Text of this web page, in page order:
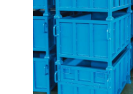
푸시 백 랙킹
드라이브 인 랙킹
라디오 셔틀 찌그러짐 변형